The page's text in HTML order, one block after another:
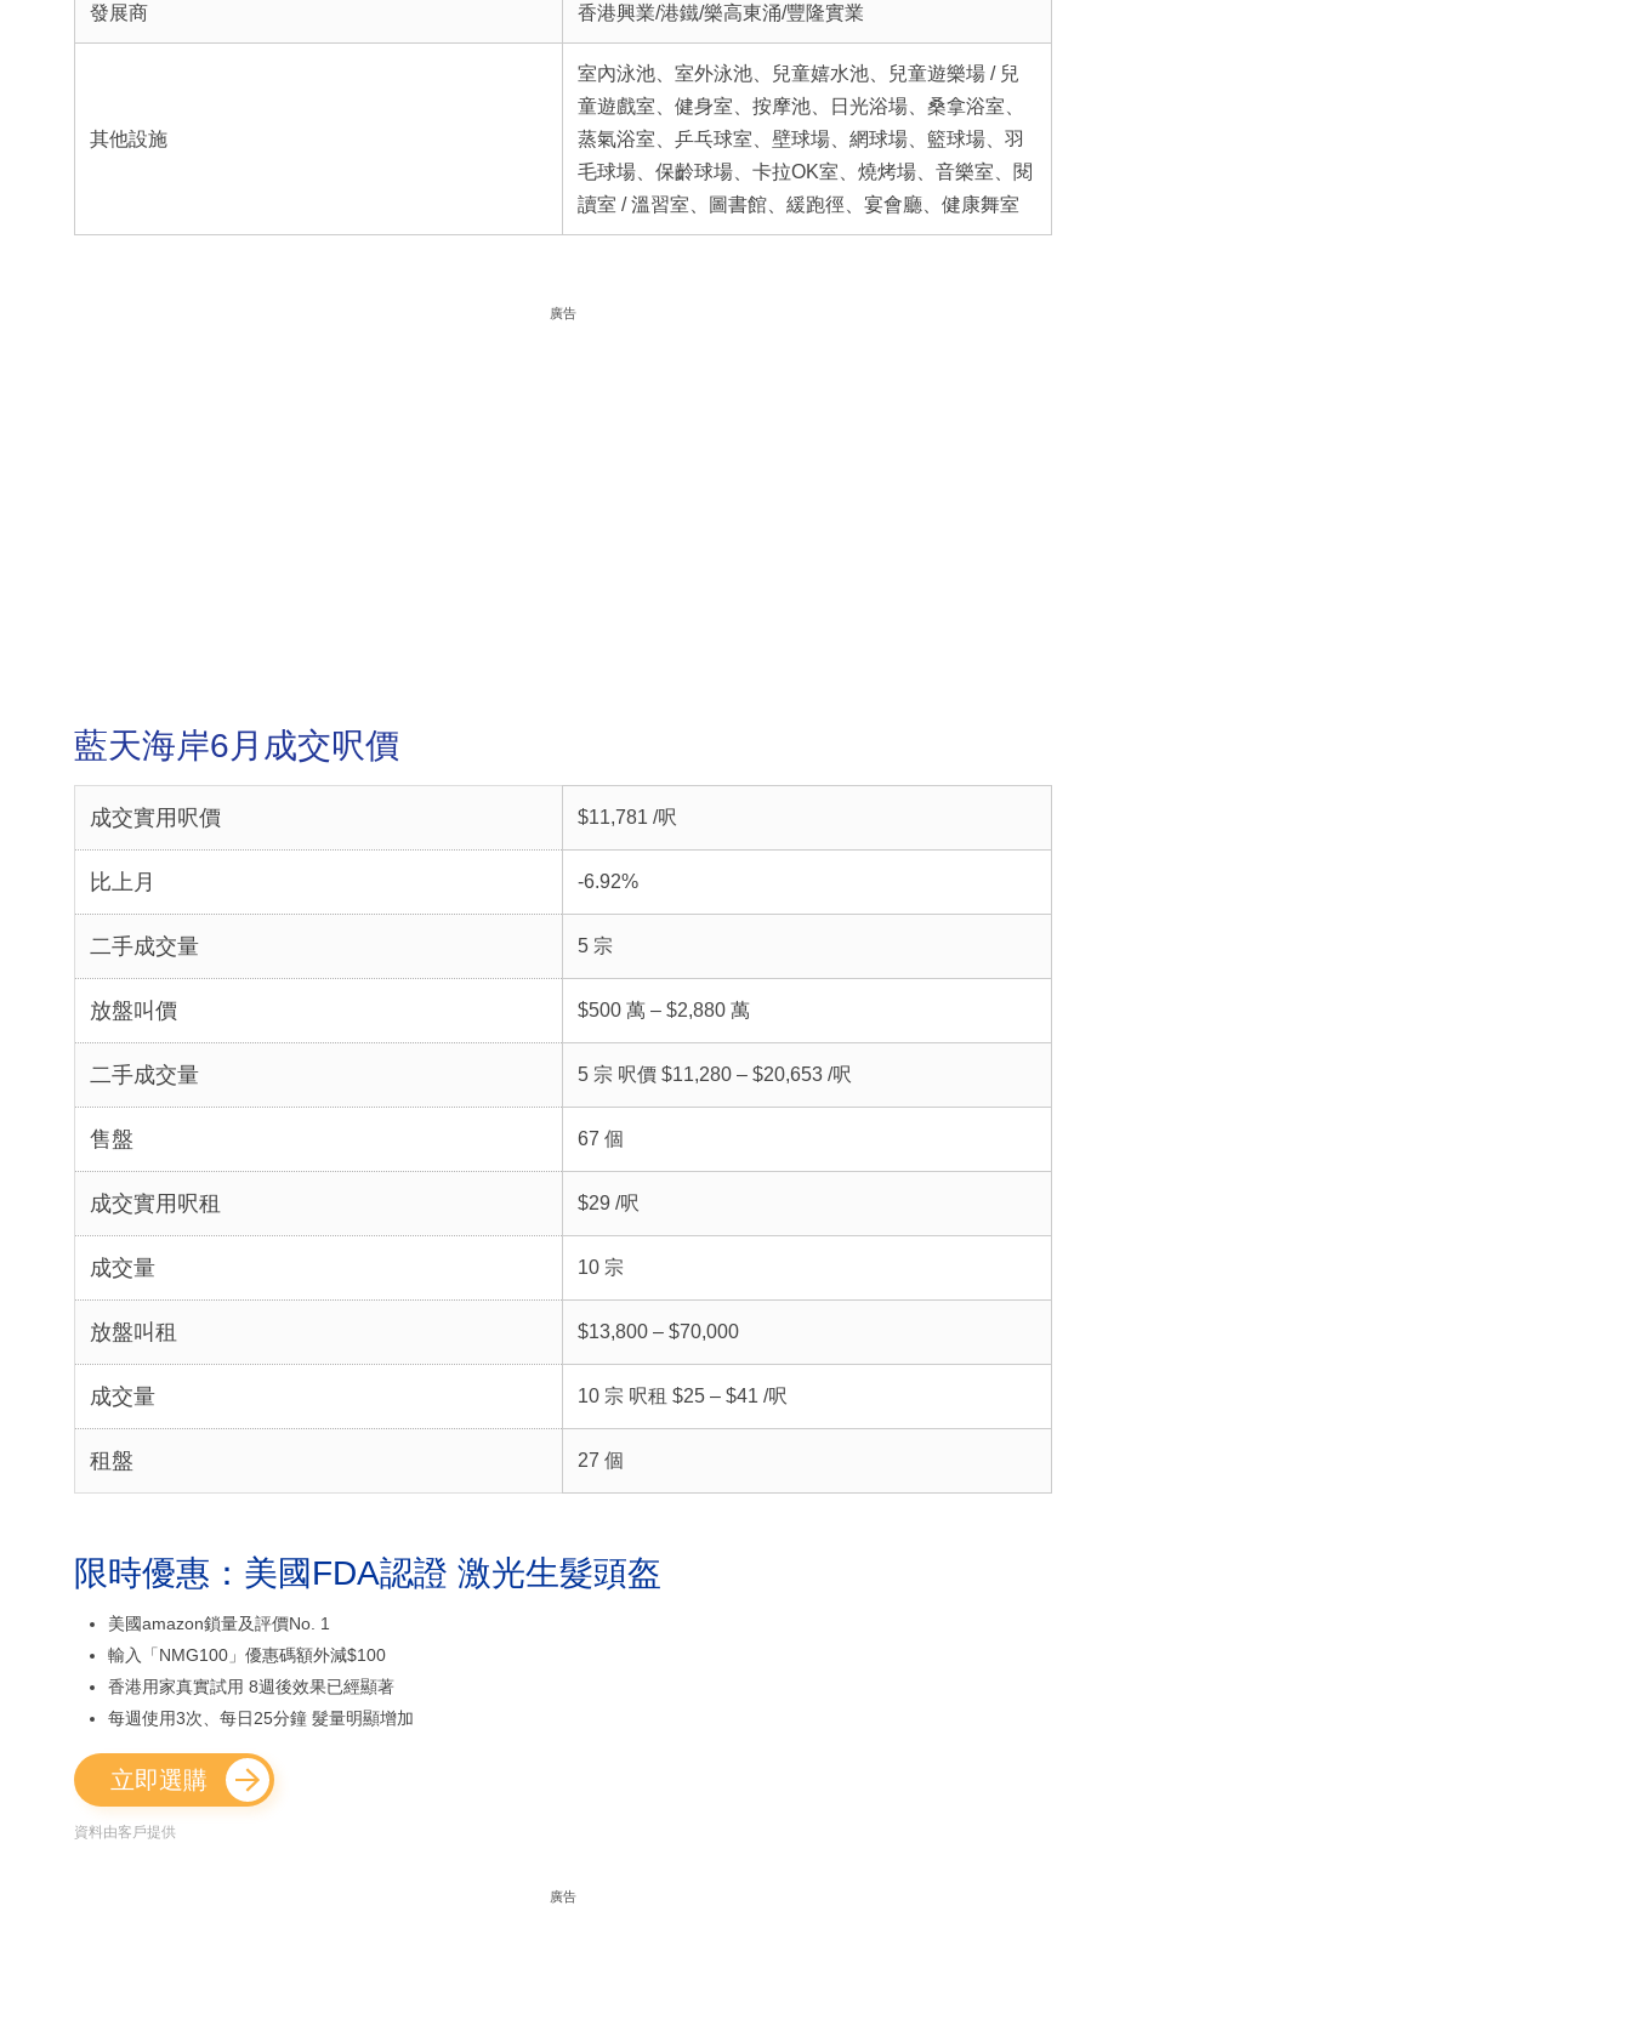
發展商 香港興業/港鐵/樂高東涌/豐隆實業
其他設施
室內泳池、室外泳池、兒童嬉水池、兒童遊樂場 / 兒
童遊戲室、健身室、按摩池、日光浴場、桑拿浴室、
蒸氣浴室、乒乓球室、壁球場、網球場、籃球場、羽
毛球場、保齡球場、卡拉OK室、燒烤場、音樂室、閱
讀室 / 溫習室、圖書館、緩跑徑、宴會廳、健康舞室
廣告
藍天海岸6月成交呎價
成交實用呎價 $11,781 /呎
比上月 -6.92%
二手成交量 5 宗
放盤叫價 $500 萬 – $2,880 萬
二手成交量 5 宗 呎價 $11,280 – $20,653 /呎
售盤 67 個
成交實用呎租 $29 /呎
成交量 10 宗
放盤叫租 $13,800 – $70,000
成交量 10 宗 呎租 $25 – $41 /呎
租盤 27 個
限時優惠：美國FDA認證 激光生髮頭盔
美國amazon鎖量及評價No. 1
輸入「NMG100」優惠碼額外減$100
香港用家真實試用 8週後效果已經顯著
每週使用3次、每日25分鐘 髮量明顯增加
立即選購
資料由客戶提供
廣告